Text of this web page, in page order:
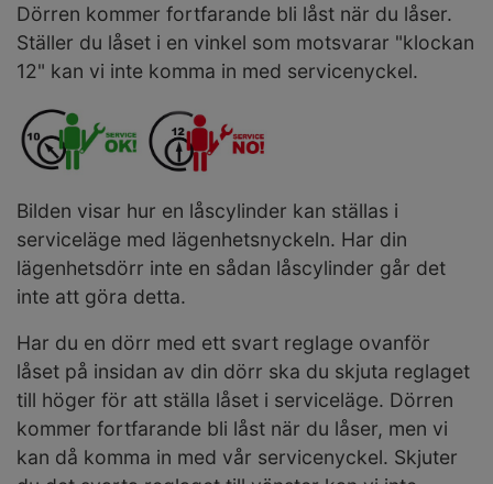
Dörren kommer fortfarande bli låst när du låser.
Ställer du låset i en vinkel som motsvarar "klockan
12" kan vi inte komma in med servicenyckel.
Bilden visar hur en låscylinder kan ställas i
serviceläge med lägenhetsnyckeln. Har din
lägenhetsdörr inte en sådan låscylinder går det
inte att göra detta.
Har du en dörr med ett svart reglage ovanför
låset på insidan av din dörr ska du skjuta reglaget
till höger för att ställa låset i serviceläge. Dörren
kommer fortfarande bli låst när du låser, men vi
kan då komma in med vår servicenyckel. Skjuter